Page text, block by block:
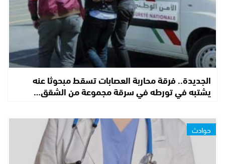
الجديدة.. فرقة محاربة العصابات تسقط مبحوثا عنه
يشتبه في تورطه في سرقة مجموعة من الشقق…
حوادث